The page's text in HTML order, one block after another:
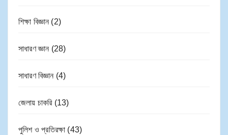
শিক্ষা বিজ্ঞান (2)
সাধারণ জ্ঞান (28)
সাধারণ বিজ্ঞান (4)
জেলায় চাকরি(13)
পুলিশ ও প্রতিরক্ষা (43)